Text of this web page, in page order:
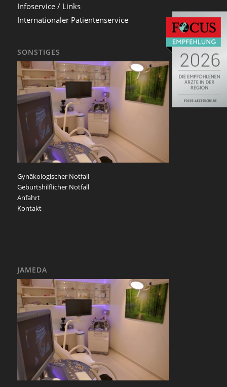
Infoservice / Links
Internationaler Patientenservice
SONSTIGES
Gynäkologischer Notfall
Geburtshilflicher Notfall
Anfahrt
Kontakt
JAMEDA